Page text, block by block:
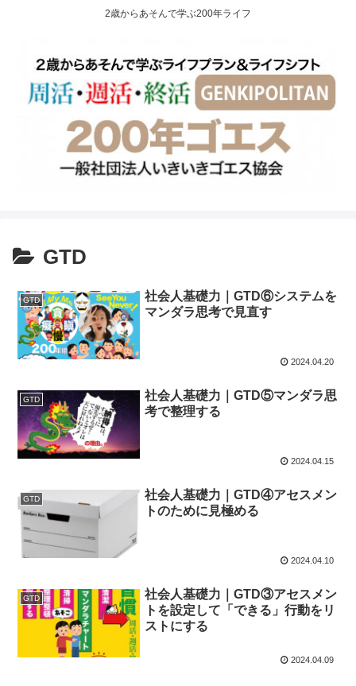
2歳からあそんで学ぶ200年ライフ
GTD
GTD
社会人基礎力｜GTD⑥システムを
マンダラ思考で見直す
2024.04.20
GTD
社会人基礎力｜GTD⑤マンダラ思
考で整理する
2024.04.15
GTD
社会人基礎力｜GTD④アセスメン
トのために見極める
2024.04.10
GTD
社会人基礎力｜GTD③アセスメン
トを設定して「できる」行動をリ
ストにする
2024.04.09